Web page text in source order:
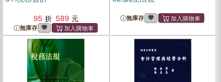
95
589
無庫存
無庫存